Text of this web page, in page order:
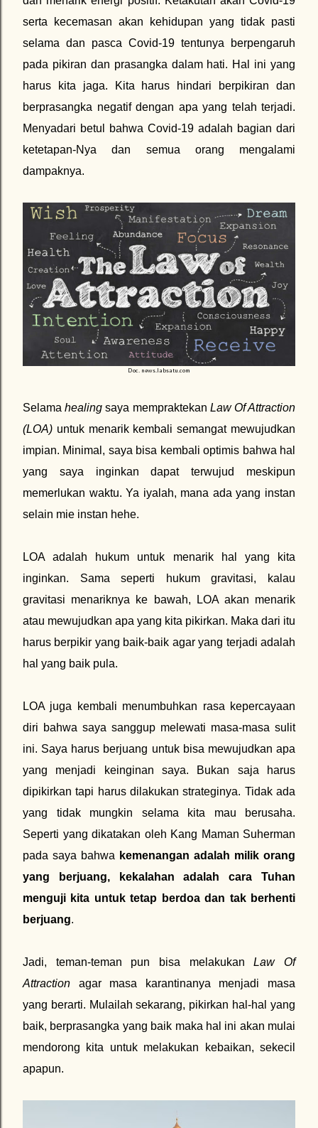
serta kecemasan akan kehidupan yang tidak pasti
selama dan pasca Covid-19 tentunya berpengaruh
pada pikiran dan prasangka dalam hati. Hal ini yang
harus kita jaga. Kita harus hindari berpikiran dan
berprasangka negatif dengan apa yang telah terjadi.
Menyadari betul bahwa Covid-19 adalah bagian dari
ketetapan-Nya dan semua orang mengalami
dampaknya.
Doc. news.labsatu.com
Selamahealing saya mempraktekan Law Of Attraction
(LOA) untuk menarik kembali semangat mewujudkan
impian. Minimal, saya bisa kembali optimis bahwa hal
yang saya inginkan dapat terwujud meskipun
memerlukan waktu. Ya iyalah, mana ada yang instan
selain mie instan hehe.
LOA adalah hukum untuk menarik hal yang kita
inginkan. Sama seperti hukum gravitasi, kalau
gravitasi menariknya ke bawah, LOA akan menarik
atau mewujudkan apa yang kita pikirkan. Maka dari itu
harus berpikir yang baik-baik agar yang terjadi adalah
hal yang baik pula.
LOA juga kembali menumbuhkan rasa kepercayaan
diri bahwa saya sanggup melewati masa-masa sulit
ini. Saya harus berjuang untuk bisa mewujudkan apa
yang menjadi keinginan saya. Bukan saja harus
dipikirkan tapi harus dilakukan strateginya. Tidak ada
yang tidak mungkin selama kita mau berusaha.
Seperti yang dikatakan oleh Kang Maman Suherman
pada saya bahwa kemenangan adalah milik orang
yang berjuang, kekalahan adalah cara Tuhan
menguji kita untuk tetap berdoa dan tak berhenti
berjuang.
Jadi, teman-teman pun bisa melakukanLaw Of
Attraction agar masa karantinanya menjadi masa
yang berarti. Mulailah sekarang, pikirkan hal-hal yang
baik, berprasangka yang baik maka hal ini akan mulai
mendorong kita untuk melakukan kebaikan, sekecil
apapun.